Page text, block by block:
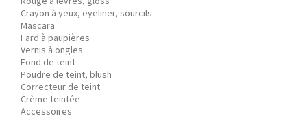
Crayon à yeux, eyeliner, sourcils
Mascara
Fard à paupières
Vernis à ongles
Fond de teint
Poudre de teint, blush
Correcteur de teint
Crème teintée
Accessoires